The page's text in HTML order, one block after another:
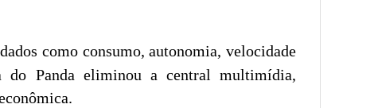
como consumo, autonomia, velocidade
do Panda eliminou a central multimídia,